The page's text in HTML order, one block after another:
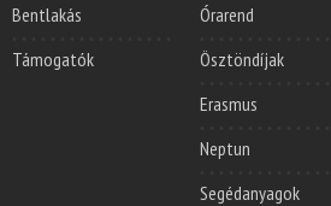
Bentlakás
Támogatók
Órarend
Ösztöndíjak
Erasmus
Neptun
Segédanyagok